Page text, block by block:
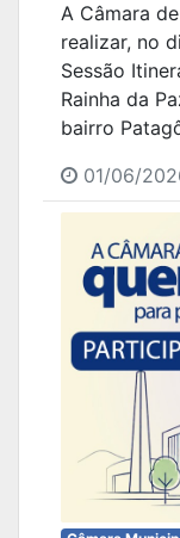
A Câmara
realizar, no
Sessão
Rainha da
bairro
01/06/